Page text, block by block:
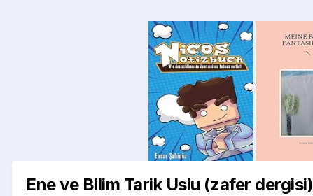
Ene ve Bilim Tarik Uslu (zafer dergisi)